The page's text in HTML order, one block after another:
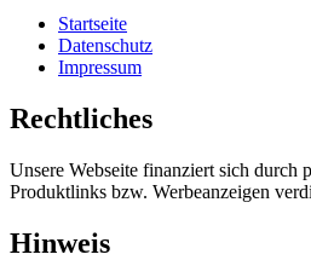
Startseite
Datenschutz
Impressum
Rechtliches
Unsere Webseite finanziert sich
Produktlinks bzw. Werbeanzeigen
Hinweis